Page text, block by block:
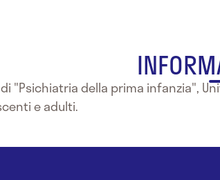
"Psichiatria della prima infanzia",
e adulti.